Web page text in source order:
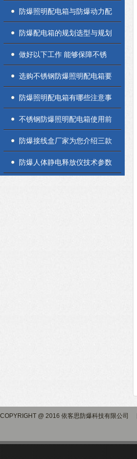
动力配电箱的正确操作方法
防爆照明配电箱与防爆动力配
电箱两者其实并不相同
防爆配电箱的规划选型与规划
制造请求
做好以下工作 能够保障不锈
钢防爆照明配电箱正常运行
选购不锈钢防爆照明配电箱要
多注意以下内容
防爆照明配电箱有哪些注意事
项
不锈钢防爆照明配电箱使用前
应确定的要素
防爆接线盒厂家为您介绍三款
不同的产品区别
防爆人体静电释放仪技术参数
COPYRIGHT @ 2016 依客思防爆科技有限公司